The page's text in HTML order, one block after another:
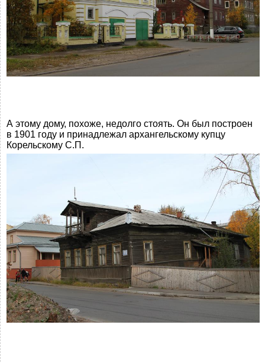
А этому дому, похоже, недолго стоять. Он был построен
в 1901 году и принадлежал архангельскому купцу
Корельскому С.П.